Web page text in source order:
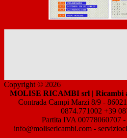
Copyright © 2026
MOLISE RICAMBI srl | Ricambi
Contrada Campi Marzi 8/9 -
0874.771002 +39
Partita IVA 00778060707
info@molisericambi.com -